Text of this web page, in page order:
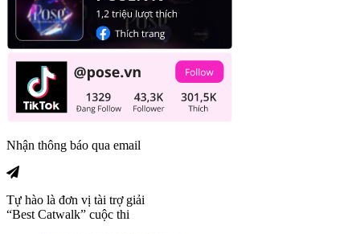
Nhận thông báo qua email
Tự hào là đơn vị tài trợ giải
“Best Catwalk” cuộc thi